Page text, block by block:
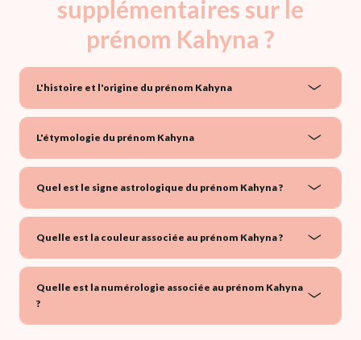
supplémentaires sur le
prénom Kahyna ?
L'histoire et l'origine du prénom Kahyna
L'étymologie du prénom Kahyna
Quel est le signe astrologique du prénom Kahyna ?
Quelle est la couleur associée au prénom Kahyna ?
Quelle est la numérologie associée au prénom Kahyna
?